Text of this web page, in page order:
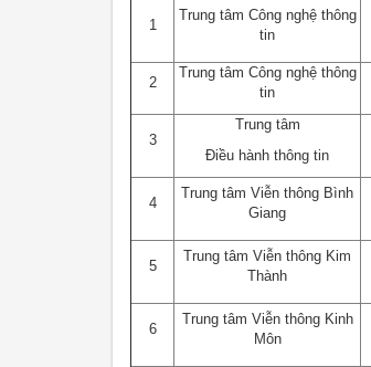
1
Trung tâm Công nghệ thông
tin
2
Trung tâm Công nghệ thông
tin
3
Trung tâm
Điều hành thông tin
4
Trung tâm Viễn thông Bình
Giang
5
Trung tâm Viễn thông Kim
Thành
6
Trung tâm Viễn thông Kinh
Môn